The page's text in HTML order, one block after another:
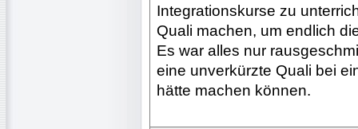
Integrationskurse zu
Quali machen, um endlich
Es war alles nur
eine unverkürzte Quali bei
hätte machen können.